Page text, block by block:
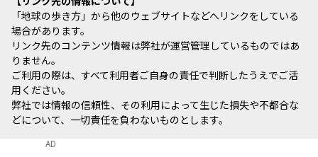
「地球の歩き方」から他のウェブサイトなどへリンクをしている
場合があります。
リンク先のコンテンツ情報は弊社が運営管理しているものではあ
りません。
ご利用の際は、すべて利用者ご自身の責任で判断したうえでご活
用ください。
弊社では情報の信頼性、その利用によって生じた損失や不都合な
どについて、一切責任を負わないものとします。
AD